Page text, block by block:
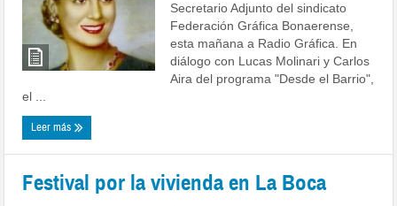
Secretario Adjunto del sindicato
Federación Gráfica Bonaerense,
esta mañana a Radio Gráfica. En
diálogo con Lucas Molinari y Carlos
Aira del programa "Desde el Barrio",
el ...
Leer más
Festival por la vivienda en La Boca